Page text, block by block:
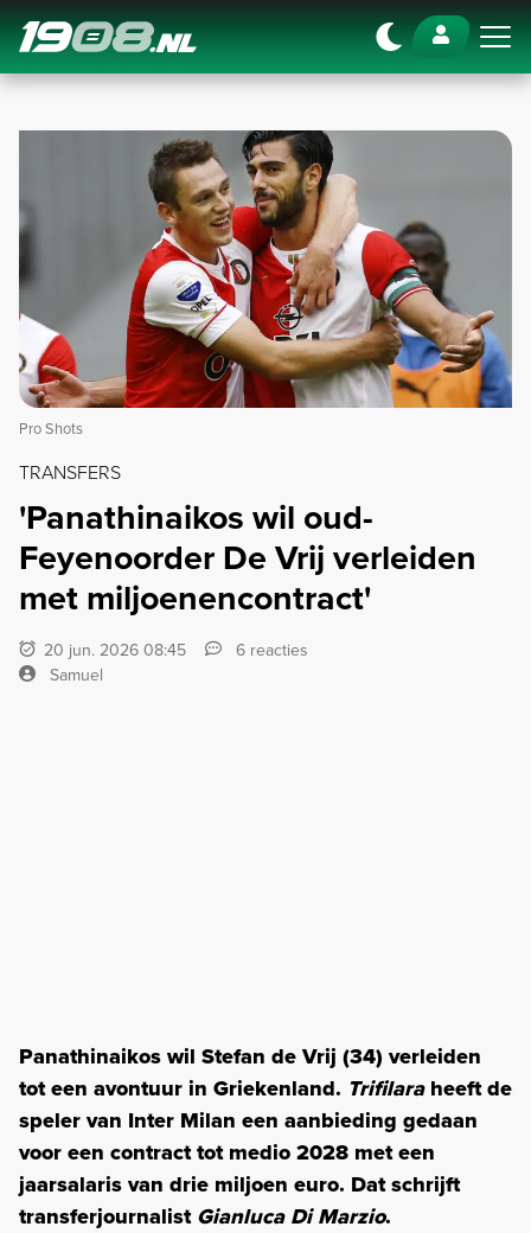
Navigation
Pro Shots
TRANSFERS
'Panathinaikos wil oud-
Feyenoorder De Vrij verleiden
met miljoenencontract'
20 jun. 2026 08:45
6 reacties
Samuel
Panathinaikos wil Stefan de Vrij (34) verleiden
tot een avontuur in Griekenland. Trifilaraheeft de
speler van Inter Milan een aanbieding gedaan
voor een contract tot medio 2028 met een
jaarsalaris van drie miljoen euro. Dat schrijft
transferjournalistGianluca Di Marzio.